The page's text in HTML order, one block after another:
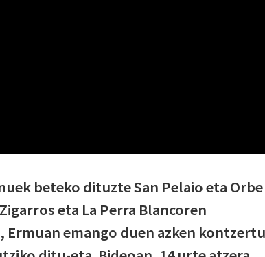
beteko dituzte San Pelaio eta Orbe
eta La Perra Blancoren
Ermuan emango duen azken